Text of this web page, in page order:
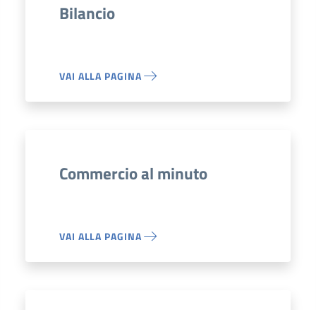
Bilancio
VAI ALLA PAGINA
Commercio al minuto
VAI ALLA PAGINA